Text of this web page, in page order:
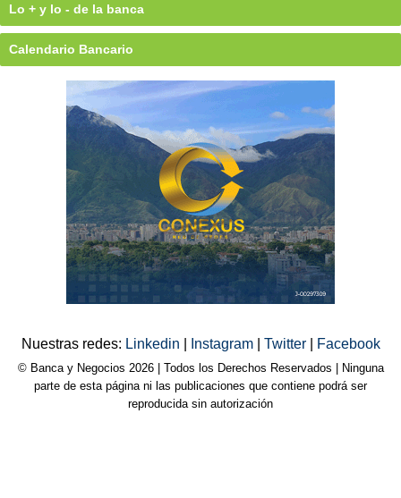
Lo + y lo - de la banca
Calendario Bancario
Nuestras redes: Linkedin Instagram Twitter Facebook
© Banca y Negocios 2026 | Todos los Derechos Reservados | Ninguna
parte de esta página ni las publicaciones que contiene podrá ser
reproducida sin autorización